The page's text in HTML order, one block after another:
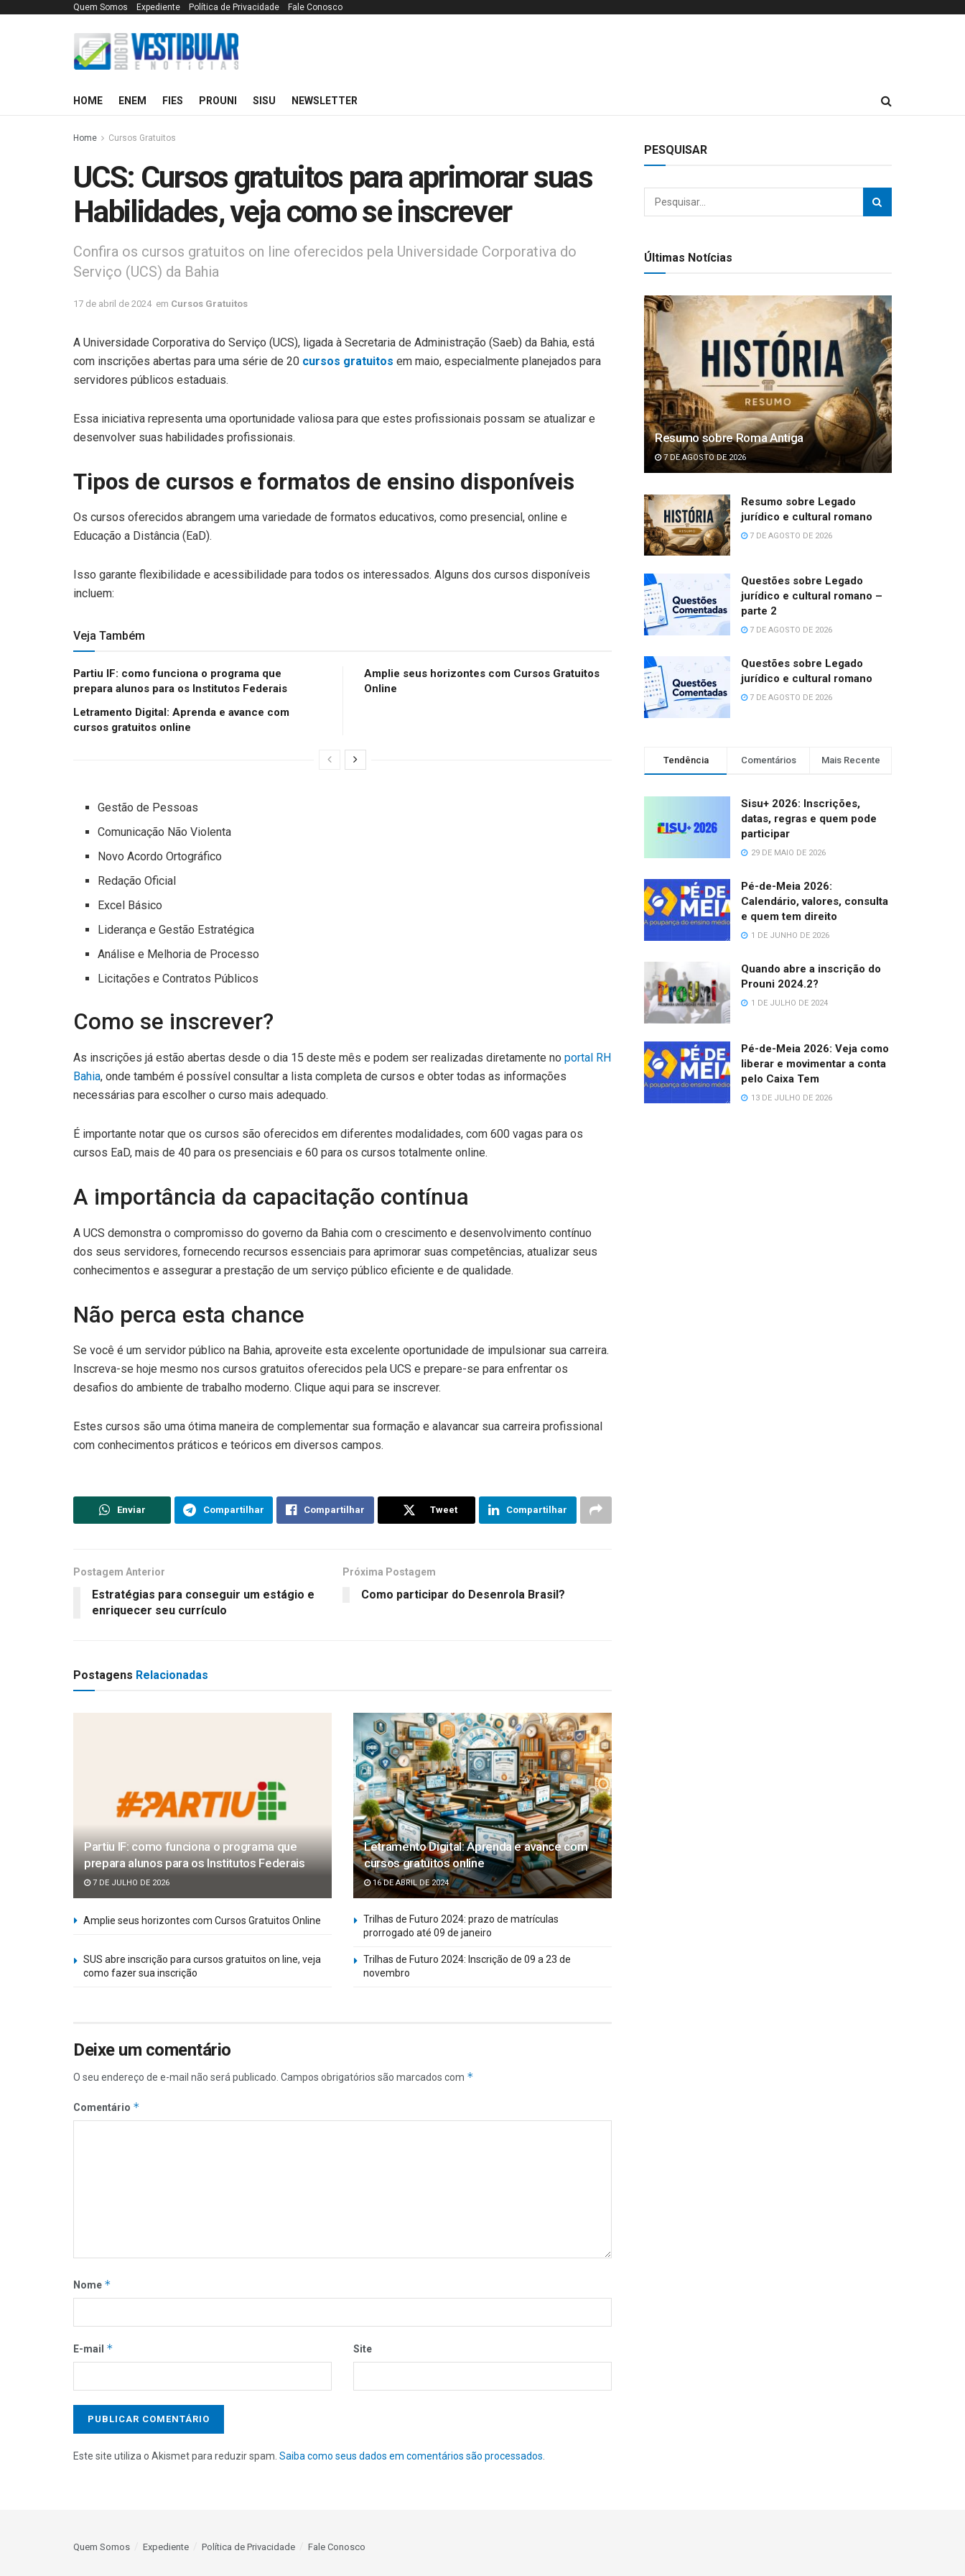
Quem Somos Expediente Política de Privacidade Fale Conosco
HOME ENEM FIES PROUNI SISU NEWSLETTER
Home Cursos Gratuitos
UCS: Cursos gratuitos para aprimorar suas
Habilidades, veja como se inscrever
Confira os cursos gratuitos on line oferecidos pela Universidade Corporativa do
Serviço (UCS) da Bahia
17 de abril de 2024 em Cursos Gratuitos
A Universidade Corporativa do Serviço (UCS), ligada à Secretaria de Administração (Saeb) da Bahia, está
com inscrições abertas para uma série de 20 cursos gratuitos em maio, especialmente planejados para
servidores públicos estaduais.
Essa iniciativa representa uma oportunidade valiosa para que estes profissionais possam se atualizar e
desenvolver suas habilidades profissionais.
Tipos de cursos e formatos de ensino disponíveis
Os cursos oferecidos abrangem uma variedade de formatos educativos, como presencial, online e
Educação a Distância (EaD).
Isso garante flexibilidade e acessibilidade para todos os interessados. Alguns dos cursos disponíveis
incluem:
Veja Também
Partiu IF: como funciona o programa que
prepara alunos para os Institutos Federais
Letramento Digital: Aprenda e avance com
cursos gratuitos online
Amplie seus horizontes com Cursos Gratuitos
Online
Gestão de Pessoas
Comunicação Não Violenta
Novo Acordo Ortográfico
Redação Oficial
Excel Básico
Liderança e Gestão Estratégica
Análise e Melhoria de Processo
Licitações e Contratos Públicos
Como se inscrever?
As inscrições já estão abertas desde o dia 15 deste mês e podem ser realizadas diretamente no portal RH
Bahia, onde também é possível consultar a lista completa de cursos e obter todas as informações
necessárias para escolher o curso mais adequado.
É importante notar que os cursos são oferecidos em diferentes modalidades, com 600 vagas para os
cursos EaD, mais de 40 para os presenciais e 60 para os cursos totalmente online.
A importância da capacitação contínua
A UCS demonstra o compromisso do governo da Bahia com o crescimento e desenvolvimento contínuo
dos seus servidores, fornecendo recursos essenciais para aprimorar suas competências, atualizar seus
conhecimentos e assegurar a prestação de um serviço público eficiente e de qualidade.
Não perca esta chance
Se você é um servidor público na Bahia, aproveite esta excelente oportunidade de impulsionar sua carreira.
Inscreva-se hoje mesmo nos cursos gratuitos oferecidos pela UCS e prepare-se para enfrentar os
desafios do ambiente de trabalho moderno. Clique aqui para se inscrever.
Estes cursos são uma ótima maneira de complementar sua formação e alavancar sua carreira profissional
com conhecimentos práticos e teóricos em diversos campos.
Enviar Compartilhar Compartilhar Tweet Compartilhar
Postagem Anterior
Estratégias para conseguir um estágio e
enriquecer seu currículo
Próxima Postagem
Como participar do Desenrola Brasil?
Postagens Relacionadas
Partiu IF: como funciona o programa que
prepara alunos para os Institutos Federais
7 DE JULHO DE 2026
Letramento Digital: Aprenda e avance com
cursos gratuitos online
16 DE ABRIL DE 2024
Amplie seus horizontes com Cursos Gratuitos Online
Trilhas de Futuro 2024: prazo de matrículas
prorrogado até 09 de janeiro
SUS abre inscrição para cursos gratuitos on line, veja
como fazer sua inscrição
Trilhas de Futuro 2024: Inscrição de 09 a 23 de
novembro
Deixe um comentário
O seu endereço de e-mail não será publicado. Campos obrigatórios são marcados com *
Comentário *
Nome *
E-mail * Site
Este site utiliza o Akismet para reduzir spam. Saiba como seus dados em comentários são processados
PESQUISAR
Últimas Notícias
Resumo sobre Roma Antiga
7 DE AGOSTO DE 2026
Resumo sobre Legado
jurídico e cultural romano
7 DE AGOSTO DE 2026
Questões sobre Legado
jurídico e cultural romano –
parte 2
7 DE AGOSTO DE 2026
Questões sobre Legado
jurídico e cultural romano
7 DE AGOSTO DE 2026
Tendência Comentários Mais Recente
Sisu+ 2026: Inscrições,
datas, regras e quem pode
participar
29 DE MAIO DE 2026
Pé-de-Meia 2026:
Calendário, valores, consulta
e quem tem direito
1 DE JUNHO DE 2026
Quando abre a inscrição do
Prouni 2024.2?
1 DE JULHO DE 2024
Pé-de-Meia 2026: Veja como
liberar e movimentar a conta
pelo Caixa Tem
13 DE JULHO DE 2026
Quem Somos Expediente Política de Privacidade Fale Conosco